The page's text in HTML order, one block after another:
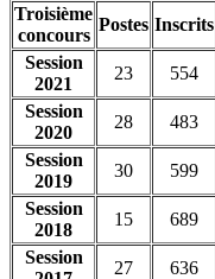
Troisième
concours
Postes Inscrits
Session
2021
23 554
Session
2020
28 483
Session
2019
30 599
Session
2018
15 689
Session
27 636